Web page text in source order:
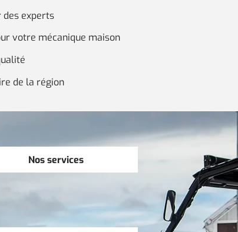
experts
votre mécanique maison
de la région
Nos services